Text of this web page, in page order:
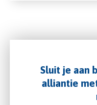
Sluit je aan
alliantie